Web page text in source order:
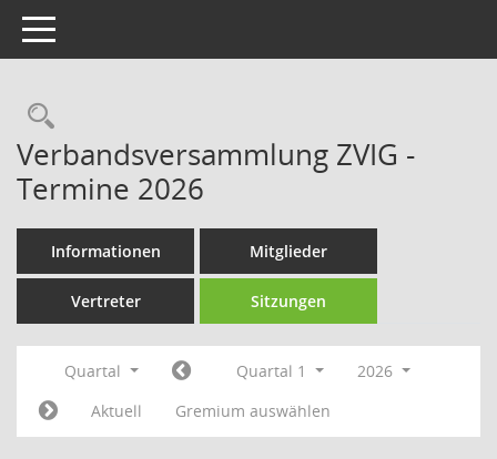
Toggle navigation
Rechercheauswahl
Verbandsversammlung ZVIG -
Termine 2026
Informationen Mitglieder
Vertreter Sitzungen
Quartal Quartal 1
2026
Aktuell
Gremium auswählen